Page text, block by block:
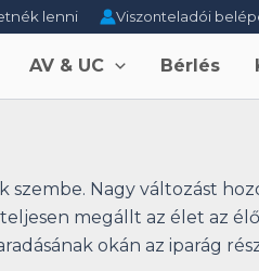
lenni Viszonteladói
AV & UC Bérlés
Nagy változást
megállt az élet az
okán az iparág